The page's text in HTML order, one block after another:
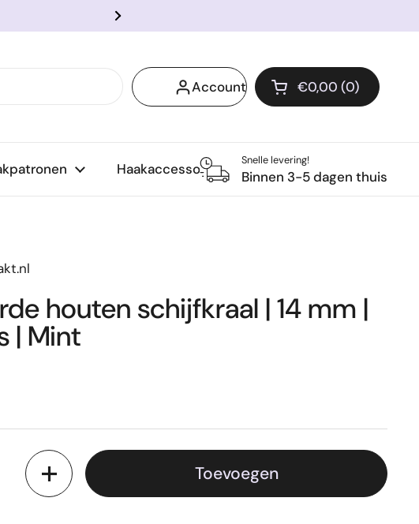
Volgende
Account Winkelwagentje
Winkelmand Totaal:
€0,00 0
producten in je
Haakaccessoires
Snelle levering!
Binnen 3-5 dagen thuis
houten schijfkraal | 14 mm |
| Mint
Toevoegen